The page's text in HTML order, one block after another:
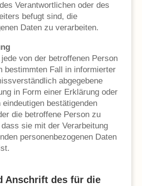
Verantwortlichen oder des
befugt sind, die
Daten zu verarbeiten.
von der betroffenen Person
bestimmten Fall in informierter
abgegebene
in Form einer Erklärung oder
bestätigenden
die betroffene Person zu
sie mit der Verarbeitung
personenbezogenen Daten
Anschrift des für die